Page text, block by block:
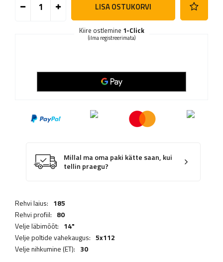
LISA OSTUKORVI
Kiire ostlemine 1-Click
(ilma registreerimata)
Millal ma oma paki kätte saan, kui
tellin praegu?
Rehvi laius: 185
Rehvi profiil: 80
Velje läbimõõt: 14"
Velje poltide vahekaugus: 5x112
Velje nihkumine (ET): 30